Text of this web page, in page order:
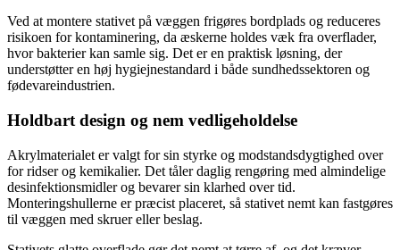
Ved at montere stativet på væggen frigøres bordplads og reduceres
risikoen for kontaminering, da æskerne holdes væk fra overflader,
hvor bakterier kan samle sig. Det er en praktisk løsning, der
understøtter en høj hygiejnestandard i både sundhedssektoren og
fødevareindustrien.
Holdbart design og nem vedligeholdelse
Akrylmaterialet er valgt for sin styrke og modstandsdygtighed over
for ridser og kemikalier. Det tåler daglig rengøring med almindelige
desinfektionsmidler og bevarer sin klarhed over tid.
Monteringshullerne er præcist placeret, så stativet nemt kan fastgøres
til væggen med skruer eller beslag.